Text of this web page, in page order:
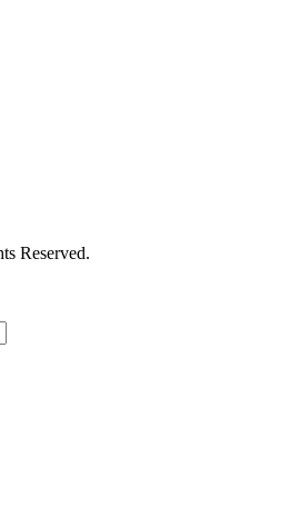
Reserved.